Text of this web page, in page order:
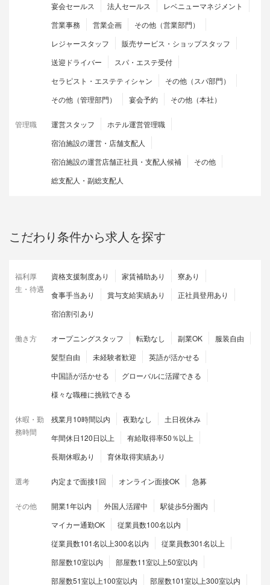
宴会セールス
法人セールス
レベニューマネジメント
営業事務
営業企画
その他（営業部門）
レジャースタッフ
販売サービス・ショップスタッフ
送迎ドライバー
スパ・エステ受付
セラピスト・エステティシャン
その他（スパ部門）
その他（管理部門）
宴会予約 その他（本社）
管理職 運営スタッフ
ホテル運営管理職
宿泊施設の運営・店舗支配人
宿泊施設の運営店舗正社員・支配人候補
その他
総支配人・副総支配人
こだわり条件から求人を探す
福利厚
生・待遇
資格支援制度あり 家賃補助あり
寮あり
食事手当あり
賞与支給実績あり
正社員登用あり
宿泊割引あり
働き方 オープニングスタッフ 転勤なし 副業OK
服装自由
髪型自由
未経験者歓迎
英語が活かせる
中国語が活かせる
グローバルに活躍できる
様々な職種に挑戦できる
休暇・勤
務時間
残業月10時間以内 夜勤なし
土日祝休み
年間休日120日以上
有給取得率50％以上
長期休暇あり
育休取得実績あり
選考 内定まで面接1回 オンライン面接OK 急募
その他 開業1年以内 外国人活躍中
駅徒歩5分圏内
マイカー通勤OK
従業員数100名以内
従業員数101名以上300名以内
従業員数301名以上
部屋数10室以内
部屋数11室以上50室以内
部屋数51室以上100室以内
部屋数101室以上300室以内